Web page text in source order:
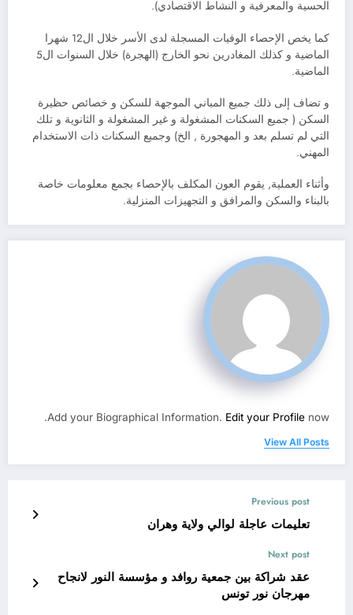
الحسية والمعرفية و النشاط الاقتصادي).
كما يخص الإحصاء الوفيات المسجلة لدى الأسر خلال ال12 شهرا
الماضية و كذلك المغادرين نحو الخارج (الهجرة) خلال السنوات ال5
الماضية.
و تضاف إلى ذلك جميع المباني الموجهة للسكن و خصائص حظيرة
السكن ( جميع السكنات المشغولة و غير المشغولة و الثانوية و تلك
التي لم تسلم بعد و المهجورة , الخ) وجميع السكنات ذات الاستخدام
المهني.
وأثناء العملية, يقوم العون المكلف بالإحصاء بجمع معلومات خاصة
بالبناء والسكن والمرافق و التجهيزات المنزلية.
Add your Biographical Information. Edit your Profile now.
View All Posts
Previous post
تعليمات عاجلة لوالي ولاية وهران
Next post
عقد شراكة بين جمعية روافد و مؤسسة النور لانجاح
مهرجان نور تونس